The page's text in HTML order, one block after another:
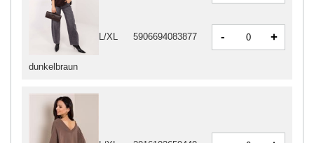
dunkelbraun
L/XL 5906694083877 - +